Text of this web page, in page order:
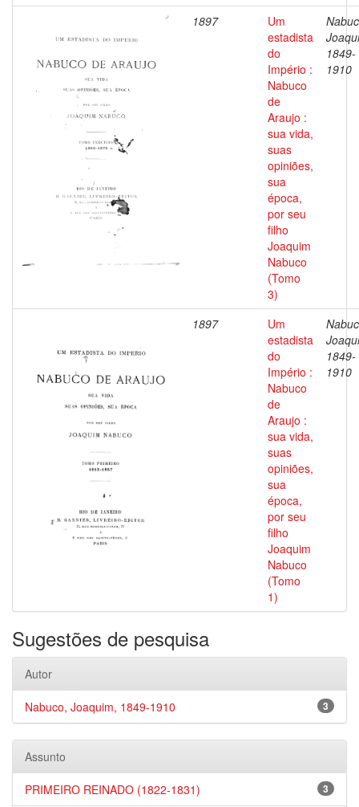
1897
Um
estadista
do
Império :
Nabuco
de
Araujo :
sua vida,
suas
opiniões,
sua
época,
por seu
filho
Joaquim
Nabuco
(Tomo
3)
1849-
1910
1897
Um
estadista
do
Império :
Nabuco
de
Araujo :
sua vida,
suas
opiniões,
sua
época,
por seu
filho
Joaquim
Nabuco
(Tomo
1)
1849-
1910
Sugestões de pesquisa
Autor
3
Nabuco, Joaquim, 1849-1910
Assunto
3
PRIMEIRO REINADO (1822-1831)